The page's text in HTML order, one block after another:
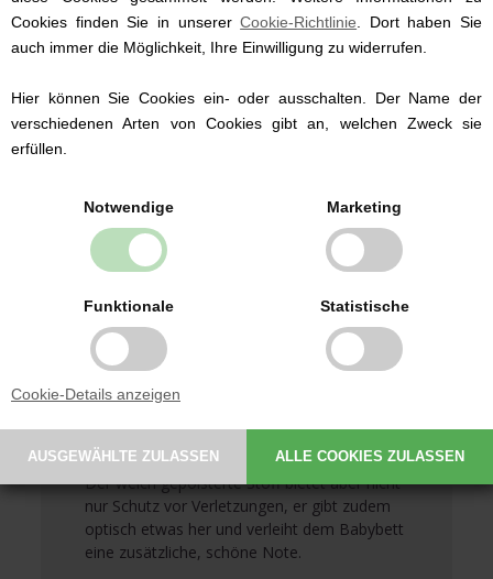
Cookies finden Sie in unsererCookie-Richtlinie . Dort haben Sie
auch immer die Möglichkeit, Ihre Einwilligung zu widerrufen.
Hier können Sie Cookies ein- oder ausschalten. Der Name der
verschiedenen Arten von Cookies gibt an, welchen Zweck sie
erfüllen.
Notwendige Marketing
Funktionale Statistische
Cookie-Details anzeigen
Der weich gepolsterte Stoff bietet aber nicht
nur Schutz vor Verletzungen, er gibt zudem
optisch etwas her und verleiht dem Babybett
eine zusätzliche, schöne Note.